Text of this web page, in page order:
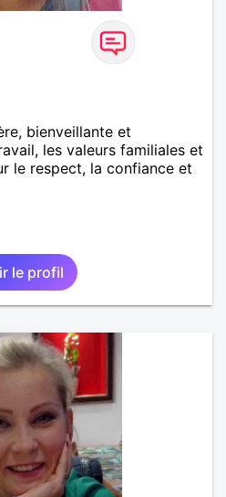
bienveillante et
les valeurs familiales et
le respect, la confiance et
le profil